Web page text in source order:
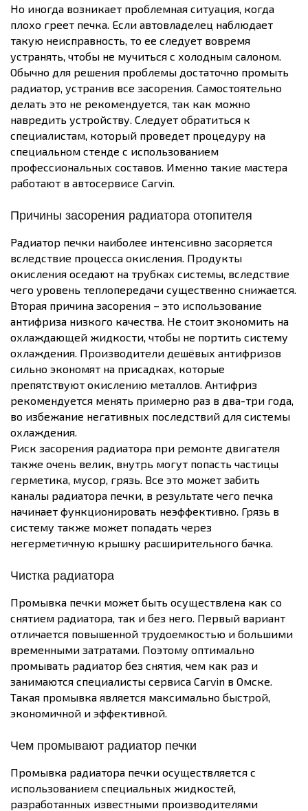
Но иногда возникает проблемная ситуация, когда
плохо греет печка. Если автовладелец наблюдает
такую неисправность, то ее следует вовремя
устранять, чтобы не мучиться с холодным салоном.
Обычно для решения проблемы достаточно промыть
радиатор, устранив все засорения. Самостоятельно
делать это не рекомендуется, так как можно
навредить устройству. Следует обратиться к
специалистам, который проведет процедуру на
специальном стенде с использованием
профессиональных составов. Именно такие мастера
работают в автосервисе Carvin.
Причины засорения радиатора отопителя
Радиатор печки наиболее интенсивно засоряется
вследствие процесса окисления. Продукты
окисления оседают на трубках системы, вследствие
чего уровень теплопередачи существенно снижается.
Вторая причина засорения – это использование
антифриза низкого качества. Не стоит экономить на
охлаждающей жидкости, чтобы не портить систему
охлаждения. Производители дешёвых антифризов
сильно экономят на присадках, которые
препятствуют окислению металлов. Антифриз
рекомендуется менять примерно раз в два-три года,
во избежание негативных последствий для системы
охлаждения.
Риск засорения радиатора при ремонте двигателя
также очень велик, внутрь могут попасть частицы
герметика, мусор, грязь. Все это может забить
каналы радиатора печки, в результате чего печка
начинает функционировать неэффективно. Грязь в
систему также может попадать через
негерметичную крышку расширительного бачка.
Чистка радиатора
Промывка печки может быть осуществлена как со
снятием радиатора, так и без него. Первый вариант
отличается повышенной трудоемкостью и большими
временными затратами. Поэтому оптимально
промывать радиатор без снятия, чем как раз и
занимаются специалисты сервиса Carvin в Омске.
Такая промывка является максимально быстрой,
экономичной и эффективной.
Чем промывают радиатор печки
Промывка радиатора печки осуществляется с
использованием специальных жидкостей,
разработанных известными производителями